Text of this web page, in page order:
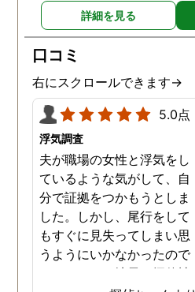
詳細を見る
口コミ
右にスクロールできます→
5.0点
浮気調査
夫が職場の女性と浮気をし
ているような気がして、自
分で証拠をつかもうとしま
した。しかし、尾行をして
もすぐに見失ってしまい思
うようにいかなかったので
す。それで、地元の探偵社